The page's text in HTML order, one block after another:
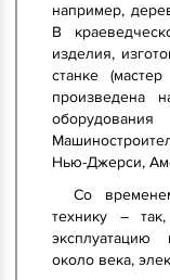
например,
В
изделия,
станке
произведена
Нью-Джерси,
Со
технику –
около века,